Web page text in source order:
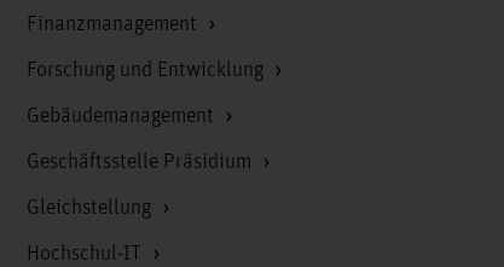
Finanzmanagement
Forschung und Entwicklung
Gebäudemanagement
Geschäftsstelle Präsidium
Gleichstellung
Hochschul-IT